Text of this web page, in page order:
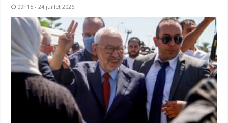
09h15 - 24 juillet 2026